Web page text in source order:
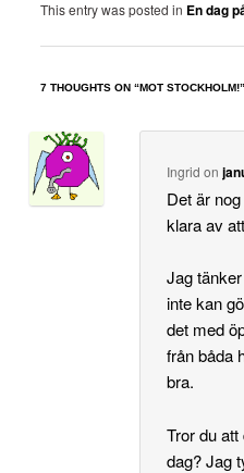
This entry was posted in En dag
7 THOUGHTS ON “MOT STOCKHOLM!”
Ingrid on
Det är
klara av
Jag
inte kan
det med
från båda
bra.
Tror du
dag? Jag